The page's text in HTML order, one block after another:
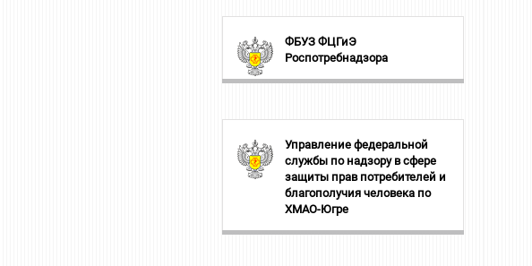
ФБУЗ ФЦГиЭ
Роспотребнадзора
Управление федеральной
службы по надзору в сфере
защиты прав потребителей и
благополучия человека по
ХМАО-Югре